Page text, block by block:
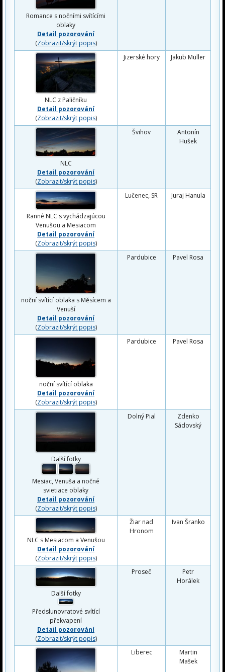
Romance s nočními svítícími
oblaky
Detail pozorování
(Zobrazit/skrýt popis)
NLC z Paličníku
Detail pozorování
(Zobrazit/skrýt popis)
Jizerské hory Jakub Müller
NLC
Detail pozorování
(Zobrazit/skrýt popis)
Švihov
Antonín
Hušek
Ranné NLC s vychádzajúcou
Venušou a Mesiacom
Detail pozorování
(Zobrazit/skrýt popis)
Lučenec, SR Juraj Hanula
noční svítící oblaka s Měsícem a
Venuší
Detail pozorování
(Zobrazit/skrýt popis)
Pardubice Pavel Rosa
noční svítící oblaka
Detail pozorování
(Zobrazit/skrýt popis)
Pardubice Pavel Rosa
Další fotky
Mesiac, Venuša a nočné
svietiace oblaky
Detail pozorování
(Zobrazit/skrýt popis)
Dolný Pial
Zdenko
Sádovský
NLC s Mesiacom a Venušou
Detail pozorování
(Zobrazit/skrýt popis)
Žiar nad
Hronom
Ivan Šranko
Další fotky
Předslunovratové svítící
překvapení
Detail pozorování
(Zobrazit/skrýt popis)
Proseč
Petr
Horálek
Liberec
Martin
Mašek